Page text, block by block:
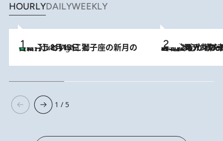
HOURLYDAILYWEEKLY
5 Hours Ago
【新月】8月13日 獅子座の新月の日に行うといいこと 2026.8.8
《北欧の人々の幸福度が高いのは…》元デンマーク親善大使が出会った“心が満たされる暮らし”「いいかげんにヒュッゲしなさい！」
1 / 5